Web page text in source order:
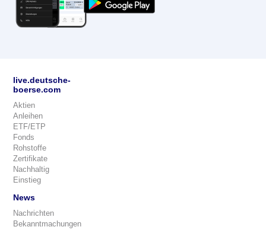
live.deutsche-
boerse.com
Aktien
Anleihen
ETF/ETP
Fonds
Rohstoffe
Zertifikate
Nachhaltig
Einstieg
News
Nachrichten
Bekanntmachungen